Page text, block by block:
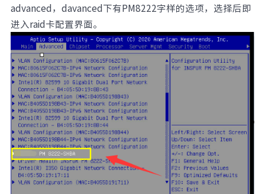
advanced，davanced下有PM8222字样的选项，选择后即
进入raid卡配置界面。